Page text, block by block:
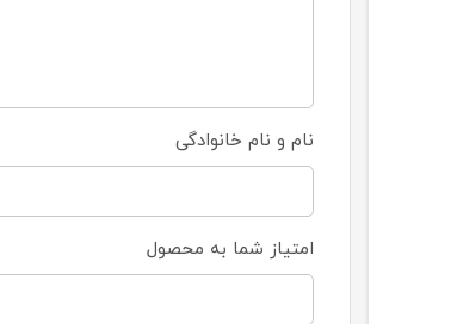
نام و نام خانوادگی
امتیاز شما به محصول